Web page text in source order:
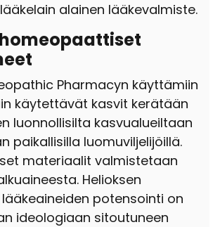
alainen lääkevalmiste.
Pharmacyn käyttämiin
käytettävät kasvit kerätään
luonnollisilta kasvualueiltaan
paikallisilla luomuviljelijöillä.
materiaalit valmistetaan
Helioksen
potensointi on
ideologiaan sitoutuneen